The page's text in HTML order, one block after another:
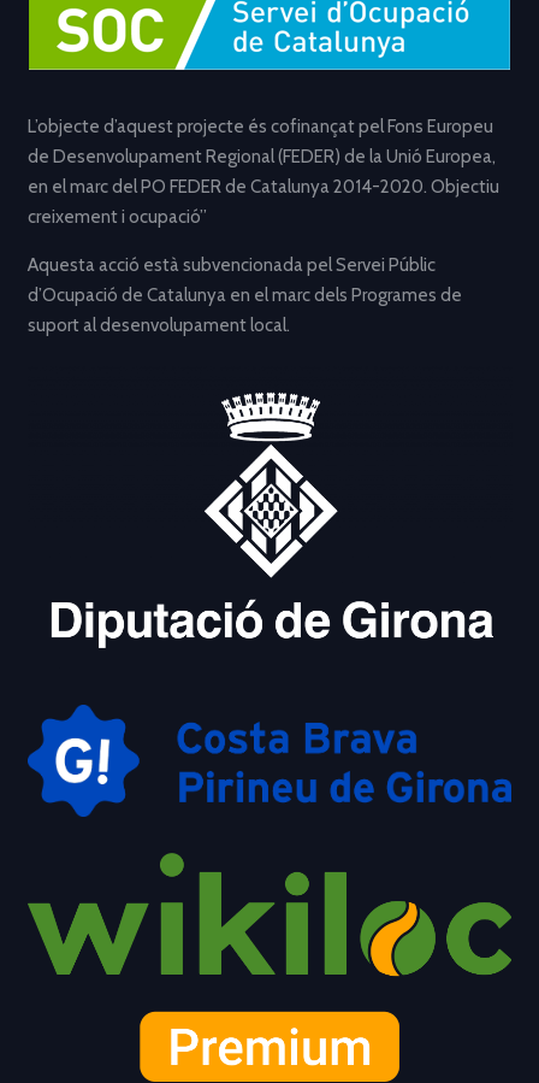
L’objecte d’aquest projecte és cofinançat pel Fons Europeu
de Desenvolupament Regional (FEDER) de la Unió Europea,
en el marc del PO FEDER de Catalunya 2014-2020. Objectiu
creixement i ocupació”
Aquesta acció està subvencionada pel Servei Públic
d’Ocupació de Catalunya en el marc dels Programes de
suport al desenvolupament local.